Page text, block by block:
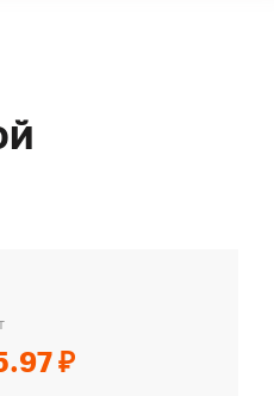
₽